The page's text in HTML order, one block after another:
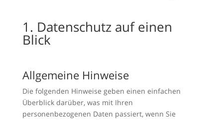
1. Datenschutz auf einen
Blick
Allgemeine Hinweise
Die folgenden Hinweise geben einen einfachen
Überblick darüber, was mit Ihren
personenbezogenen Daten passiert, wenn Sie